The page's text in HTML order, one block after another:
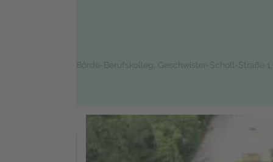
Börde-Berufskolleg, Geschwister-Scholl-Straße